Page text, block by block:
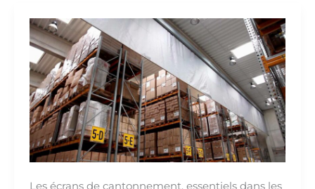
Écran
de
Cantonnement
dans
les
ERP
:
Guide